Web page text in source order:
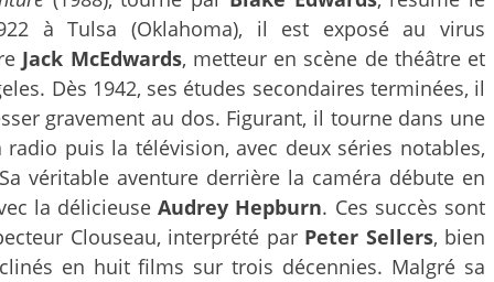
à Tulsa (Oklahoma), il est exposé au virus
Jack McEdwards, metteur en scène de théâtre et
Dès 1942, ses études secondaires terminées, il
gravement au dos. Figurant, il tourne dans une
puis la télévision, avec deux séries notables,
véritable aventure derrière la caméra débute en
la délicieuseAudrey Hepburn. Ces succès sont
Clouseau, interprété par Peter Sellers, bien
en huit films sur trois décennies. Malgré sa